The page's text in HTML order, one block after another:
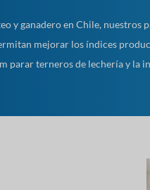
y ganadero en Chile,
mejorar los índices
parar terneros de lechería y la